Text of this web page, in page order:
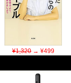
¥1,320→ ¥499